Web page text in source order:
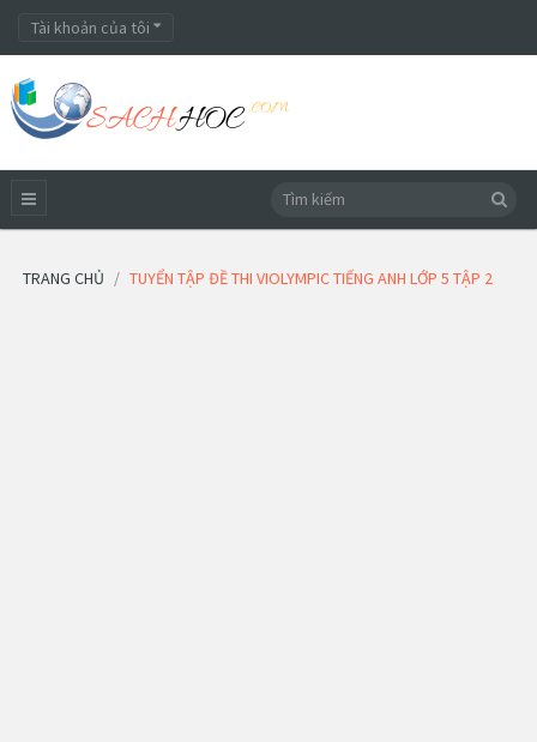
Tài khoản của tôi
TRANG CHỦ TUYỂN TẬP ĐỀ THI VIOLYMPIC TIẾNG ANH LỚP 5 TẬP 2